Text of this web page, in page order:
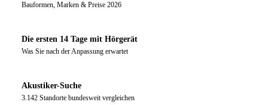
Bauformen, Marken & Preise 2026
Die ersten 14 Tage mit Hörgerät
Was Sie nach der Anpassung erwartet
Akustiker-Suche
3.142 Standorte bundesweit vergleichen